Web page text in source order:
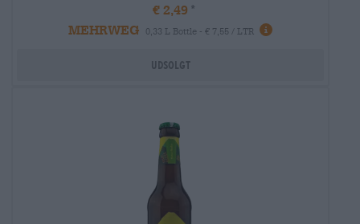
€ 2,49
MEHRWEG
0,33 L Bottle - € 7,55 / LTR
Udsolgt